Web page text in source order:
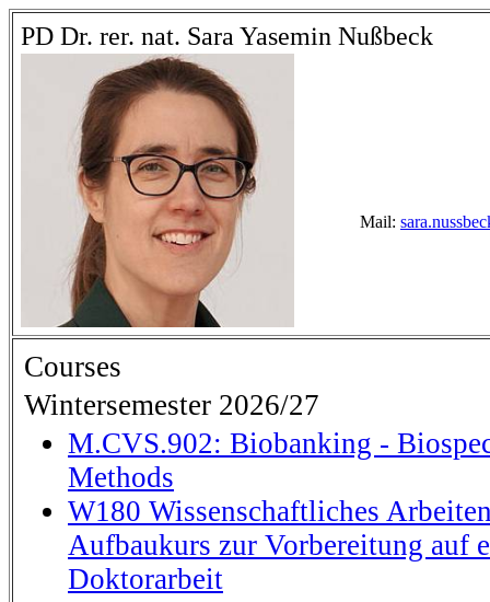
PD Dr. rer. nat. Sara Yasemin Nußbeck
Mail:
Courses
Wintersemester 2026/27
M.CVS.902: Biobanking -
Methods
W180 Wissenschaftliches
Aufbaukurs zur Vorbereitung auf
Doktorarbeit